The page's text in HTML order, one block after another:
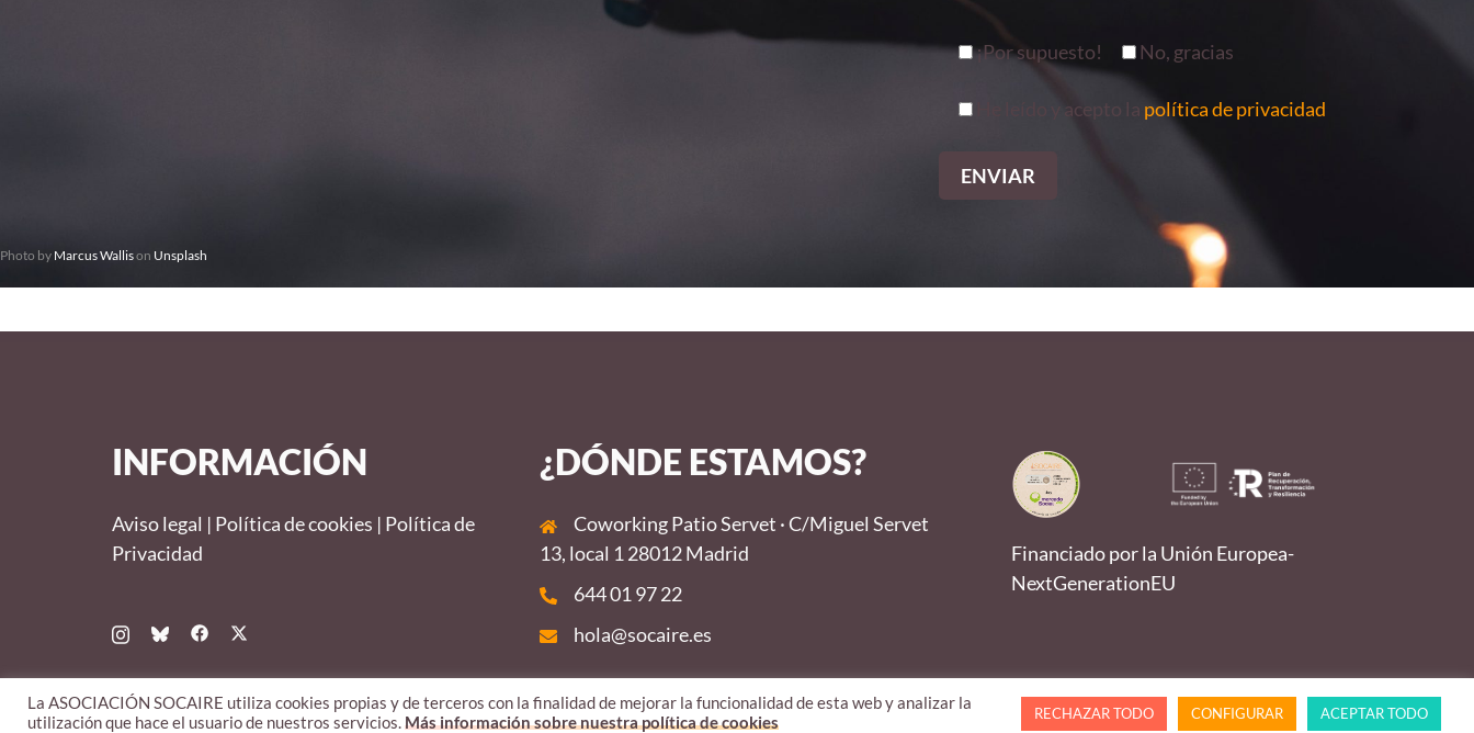
Photo by Marcus Wallison Unsplash
¡Por supuesto! No, gracias
He leído y acepto la política de privacidad
INFORMACIÓN
Aviso legal | Política de cookies | Política de
Privacidad
¿DÓNDE ESTAMOS?
Coworking Patio Servet · C/Miguel Servet
13, local 1 28012 Madrid
644 01 97 22
hola@socaire.es
Financiado por la Unión Europea-
NextGenerationEU
La ASOCIACIÓN SOCAIRE utiliza cookies propias y de terceros con la finalidad de mejorar la funcionalidad de esta web y analizar la
utilización que hace el usuario de nuestros servicios.Más información sobre nuestra política de cookies
RECHAZAR TODO CONFIGURAR ACEPTAR TODO